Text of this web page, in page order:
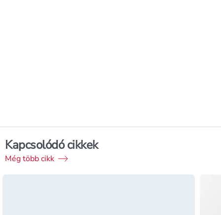
Kapcsolódó cikkek
Még több cikk